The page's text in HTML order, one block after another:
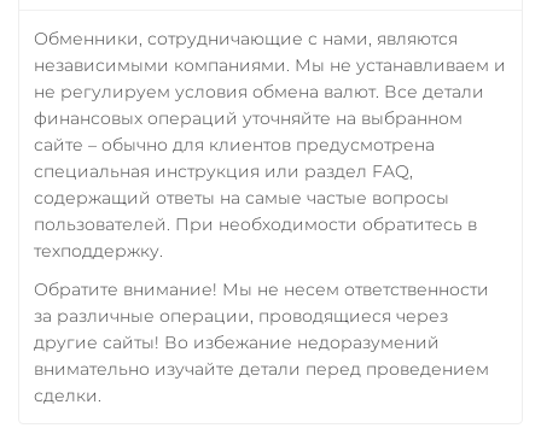
Обменники, сотрудничающие с нами, являются
независимыми компаниями. Мы не устанавливаем и
не регулируем условия обмена валют. Все детали
финансовых операций уточняйте на выбранном
сайте – обычно для клиентов предусмотрена
специальная инструкция или раздел FAQ,
содержащий ответы на самые частые вопросы
пользователей. При необходимости обратитесь в
техподдержку.
Обратите внимание! Мы не несем ответственности
за различные операции, проводящиеся через
другие сайты! Во избежание недоразумений
внимательно изучайте детали перед проведением
сделки.